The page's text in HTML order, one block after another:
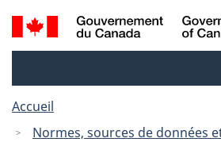
au
à
Recherche
et
Accueil
Normes, sources de données